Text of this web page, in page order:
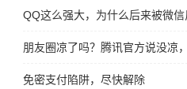
QQ这么强大，为什么后来被微信
朋友圈凉了吗？腾讯官方说没凉
免密支付陷阱，尽快解除